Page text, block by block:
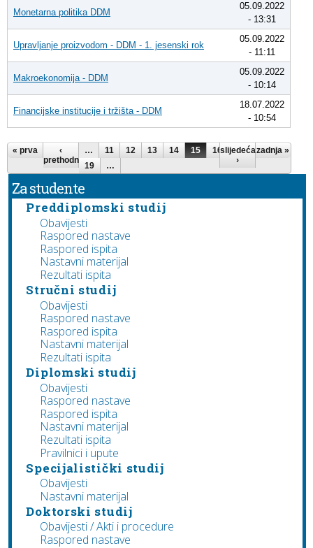
Monetarna politika DDM
05.09.2022
- 13:31
Upravljanje proizvodom - DDM - 1. jesenski rok
05.09.2022
- 11:11
Makroekonomija - DDM
05.09.2022
- 10:14
Financijske institucije i tržišta - DDM
18.07.2022
- 10:54
Stranice
« prva
‹
prethodna
… 11 12 13 14 15 16 17
18
19
…
slijedeća
›
zadnja »
Za studente
Preddiplomski studij
Obavijesti
Raspored nastave
Raspored ispita
Nastavni materijal
Rezultati ispita
Stručni studij
Obavijesti
Raspored nastave
Raspored ispita
Nastavni materijal
Rezultati ispita
Diplomski studij
Obavijesti
Raspored nastave
Raspored ispita
Nastavni materijal
Rezultati ispita
Pravilnici i upute
Specijalistički studij
Obavijesti
Nastavni materijal
Doktorski studij
Obavijesti / Akti i procedure
Raspored nastave